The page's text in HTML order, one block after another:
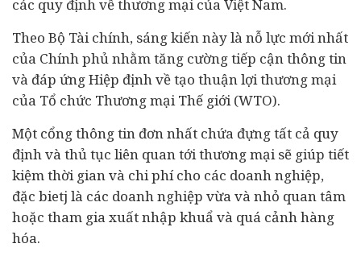
các quy định về thương mại của Việt Nam.
Theo Bộ Tài chính, sáng kiến này là nỗ lực mới nhất
của Chính phủ nhằm tăng cường tiếp cận thông tin
và đáp ứng Hiệp định về tạo thuận lợi thương mại
của Tổ chức Thương mại Thế giới (WTO).
Một cổng thông tin đơn nhất chứa đựng tất cả quy
định và thủ tục liên quan tới thương mại sẽ giúp tiết
kiệm thời gian và chi phí cho các doanh nghiệp,
đặc bietj là các doanh nghiệp vừa và nhỏ quan tâm
hoặc tham gia xuất nhập khuẩ và quá cảnh hàng
hóa.